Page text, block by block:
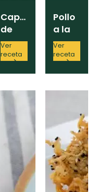
Capelettis
de
pollo
Ver
receta
Pollo
a la
maryland
Ver
receta